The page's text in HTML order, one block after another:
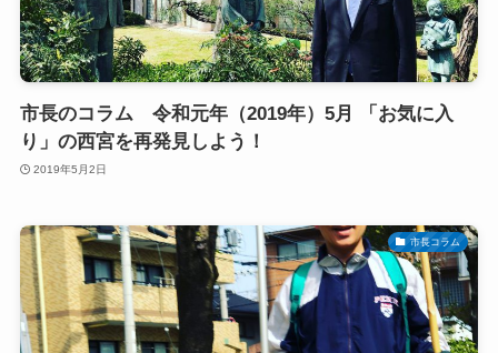
市長のコラム 令和元年（2019年）5月 「お気に入
り」の西宮を再発見しよう！
2019年5月2日
市長コラム